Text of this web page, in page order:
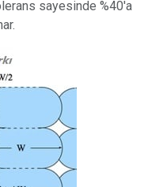
sayesinde %40'a